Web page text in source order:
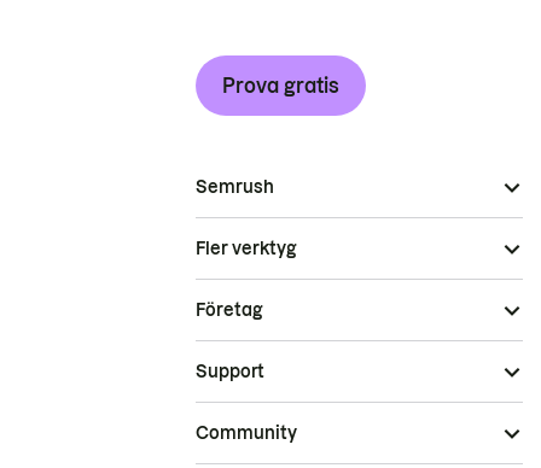
Prova gratis
Semrush
Fler verktyg
Företag
Support
Community